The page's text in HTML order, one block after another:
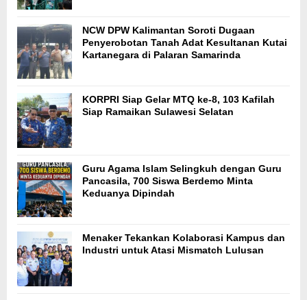
NCW DPW Kalimantan Soroti Dugaan
Penyerobotan Tanah Adat Kesultanan Kutai
Kartanegara di Palaran Samarinda
KORPRI Siap Gelar MTQ ke-8, 103 Kafilah
Siap Ramaikan Sulawesi Selatan
Guru Agama Islam Selingkuh dengan Guru
Pancasila, 700 Siswa Berdemo Minta
Keduanya Dipindah
Menaker Tekankan Kolaborasi Kampus dan
Industri untuk Atasi Mismatch Lulusan